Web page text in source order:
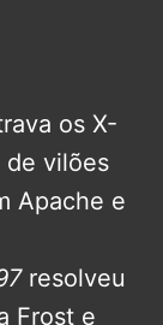
os X-
de vilões
Apache e
resolveu
Frost e